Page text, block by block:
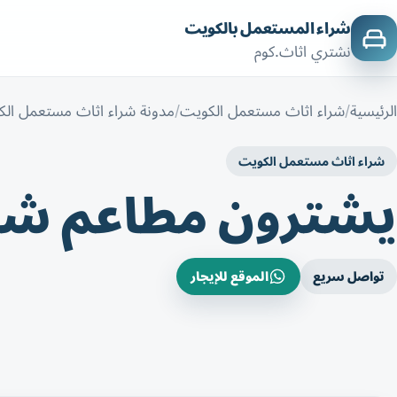
شراء المستعمل بالكويت
نشتري اثاث.كوم
الرئيسية شراء اثاث مستعمل الكويت مدونة شراء اثاث مستعمل
شراء اثاث مستعمل الكويت
يشترون مطاعم
تواصل سريع الموقع للإيجار